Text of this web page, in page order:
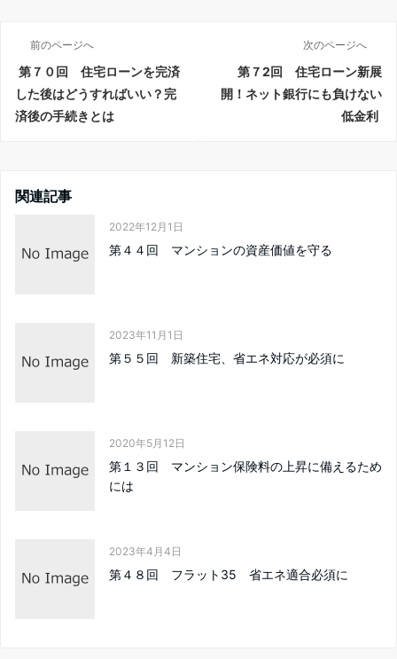
前のページへ
第７０回 住宅ローンを完済
した後はどうすればいい？完
済後の手続きとは
次のページへ
第７2回 住宅ローン新展
開！ネット銀行にも負けない
低金利
関連記事
2022年12月1日
第４４回 マンションの資産価値を守る
2023年11月1日
第５５回 新築住宅、省エネ対応が必須に
2020年5月12日
第１３回 マンション保険料の上昇に備えるため
には
2023年4月4日
第４８回 フラット35 省エネ適合必須に